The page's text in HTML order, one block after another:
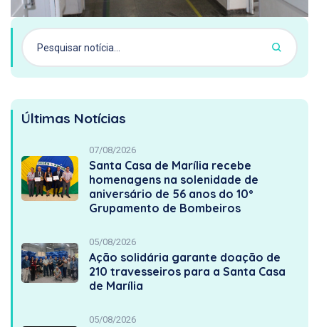
Últimas Notícias
07/08/2026
Santa Casa de Marília recebe
homenagens na solenidade de
aniversário de 56 anos do 10º
Grupamento de Bombeiros
05/08/2026
Ação solidária garante doação de
210 travesseiros para a Santa Casa
de Marília
05/08/2026